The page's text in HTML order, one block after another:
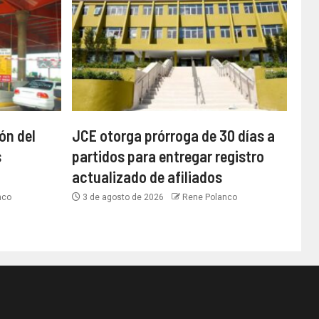
del
JCE otorga prórroga de 30 días a
partidos para entregar registro
actualizado de afiliados
3 de agosto de 2026 Rene Polanco